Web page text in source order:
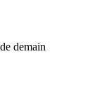
demain